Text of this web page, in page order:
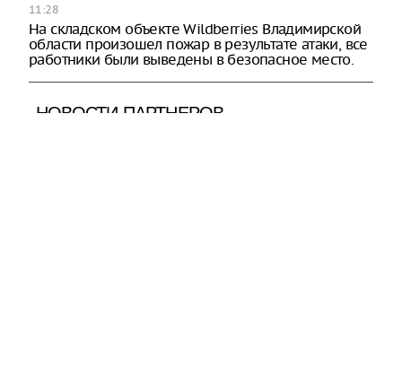
11:28
На складском объекте Wildberries Владимирской
области произошел пожар в результате атаки, все
работники были выведены в безопасное место.